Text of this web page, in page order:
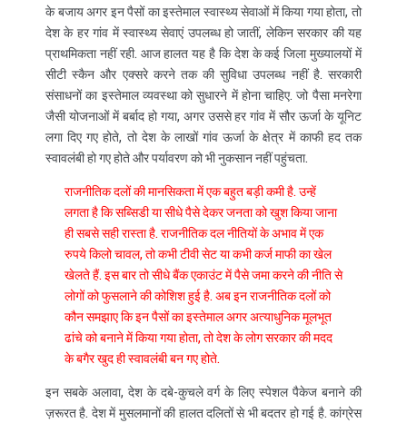
के बजाय अगर इन पैसों का इस्तेमाल स्वास्थ्य सेवाओं में किया गया होता, तो
देश के हर गांव में स्वास्थ्य सेवाएं उपलब्ध हो जातीं, लेकिन सरकार की यह
प्राथमिकता नहीं रही. आज हालत यह है कि देश के कई जिला मुख्यालयों में
सीटी स्कैन और एक्सरे करने तक की सुविधा उपलब्ध नहीं है. सरकारी
संसाधनों का इस्तेमाल व्यवस्था को सुधारने में होना चाहिए. जो पैसा मनरेगा
जैसी योजनाओं में बर्बाद हो गया, अगर उससे हर गांव में सौर ऊर्जा के यूनिट
लगा दिए गए होते, तो देश के लाखों गांव ऊर्जा के क्षेत्र में काफी हद तक
स्वावलंबी हो गए होते और पर्यावरण को भी नुकसान नहीं पहुंचता.
राजनीतिक दलों की मानसिकता में एक बहुत बड़ी कमी है. उन्हें
लगता है कि सब्सिडी या सीधे पैसे देकर जनता को खुश किया जाना
ही सबसे सही रास्ता है. राजनीतिक दल नीतियों के अभाव में एक
रुपये किलो चावल, तो कभी टीवी सेट या कभी कर्ज माफी का खेल
खेलते हैं. इस बार तो सीधे बैंक एकाउंट में पैसे जमा करने की नीति से
लोगों को फुसलाने की कोशिश हुई है. अब इन राजनीतिक दलों को
कौन समझाए कि इन पैसों का इस्तेमाल अगर अत्याधुनिक मूलभूत
ढांचे को बनाने में किया गया होता, तो देश के लोग सरकार की मदद
के बगैर खुद ही स्वावलंबी बन गए होते.
इन सबके अलावा, देश के दबे-कुचले वर्ग के लिए स्पेशल पैकेज बनाने की
ज़रूरत है. देश में मुसलमानों की हालत दलितों से भी बदतर हो गई है. कांग्रेस